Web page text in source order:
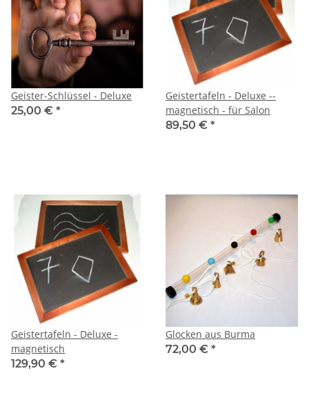
Geister-Schlüssel - Deluxe
25,00 € *
Geistertafeln - Deluxe --
magnetisch - für Salon
89,50 € *
Geistertafeln - Deluxe -
magnetisch
129,90 € *
Glocken aus Burma
72,00 € *